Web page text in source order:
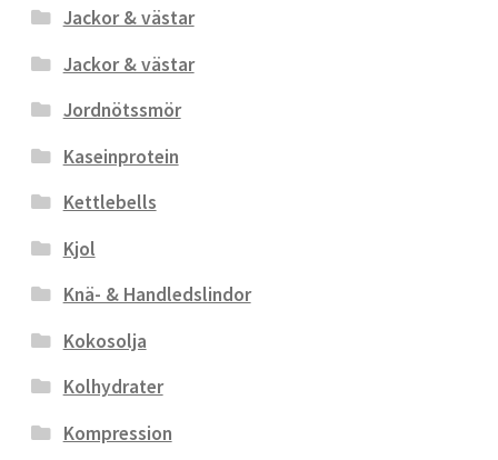
Jackor & västar
Jackor & västar
Jordnötssmör
Kaseinprotein
Kettlebells
Kjol
Knä- & Handledslindor
Kokosolja
Kolhydrater
Kompression